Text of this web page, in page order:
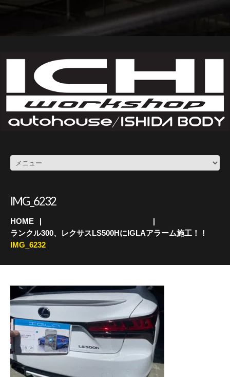
IMG_6232
HOME
ランクル300、レクサスLS500HにIGLAアラーム施工！！
IMG_6232